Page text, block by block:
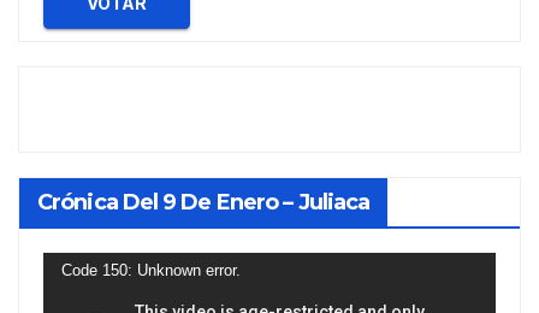
Crónica Del 9 De Enero – Juliaca
Reproductor
Code 150: Unknown error.